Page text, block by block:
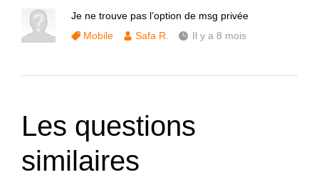
Je ne trouve pas l’option de msg privée
Mobile
Safa R. Il y a 8 mois
Les questions
similaires